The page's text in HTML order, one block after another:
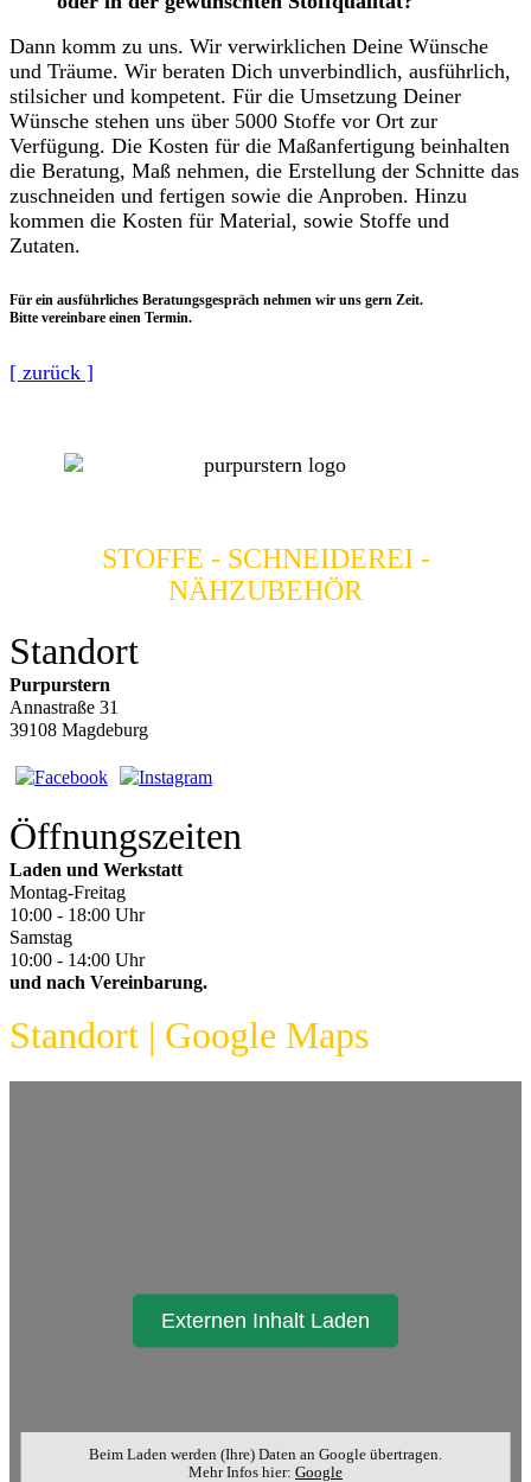
Dann komm zu uns. Wir verwirklichen Deine Wünsche
und Träume. Wir beraten Dich unverbindlich, ausführlich,
stilsicher und kompetent. Für die Umsetzung Deiner
Wünsche stehen uns über 5000 Stoffe vor Ort zur
Verfügung. Die Kosten für die Maßanfertigung beinhalten
die Beratung, Maß nehmen, die Erstellung der Schnitte das
zuschneiden und fertigen sowie die Anproben. Hinzu
kommen die Kosten für Material, sowie Stoffe und
Zutaten.
Für ein ausführliches Beratungsgespräch nehmen wir uns gern Zeit.
Bitte vereinbare einen Termin.
[ zurück ]
STOFFE - SCHNEIDEREI -
NÄHZUBEHÖR
Standort
Purpurstern
Annastraße 31
39108 Magdeburg
Öffnungszeiten
Laden und Werkstatt
Montag-Freitag
10:00 - 18:00 Uhr
Samstag
10:00 - 14:00 Uhr
und nach Vereinbarung.
Standort | Google Maps
Externen Inhalt Laden
Beim Laden werden (Ihre) Daten an Google übertragen.
Mehr Infos hier: Google